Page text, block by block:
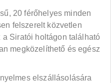
20 férőhelyes minden
felszerelt közvetlen
Siratói holtágon található
megközelíthető és egész
elszállásolására